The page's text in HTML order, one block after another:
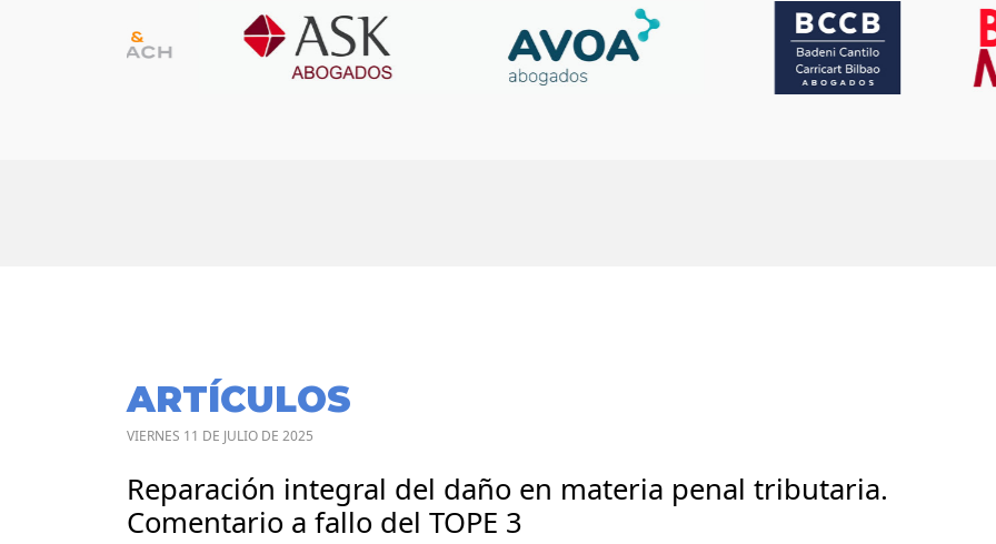
ARTÍCULOS
VIERNES 11 DE JULIO DE 2025
Reparación integral del daño en materia penal tributaria.
Comentario a fallo del TOPE 3